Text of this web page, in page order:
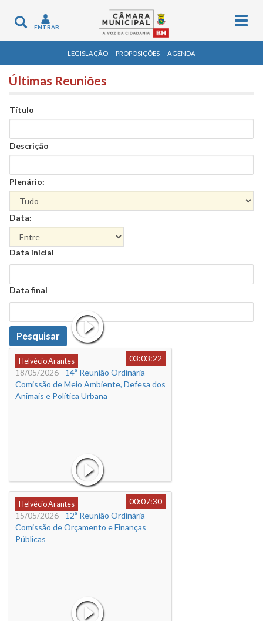
Toggle
navigation
ENTRAR
LEGISLAÇÃO PROPOSIÇÕES AGENDA
Últimas Reuniões
Título
Descrição
Plenário:
Data:
Data
Data inicial
Data
Data final
Data
Pesquisar
Helvécio Arantes
03:03:22
18/05/2026 - 14ª Reunião Ordinária -
Comissão de Meio Ambiente, Defesa dos
Animais e Política Urbana
Helvécio Arantes
00:07:30
15/05/2026 - 12ª Reunião Ordinária -
Comissão de Orçamento e Finanças
Públicas